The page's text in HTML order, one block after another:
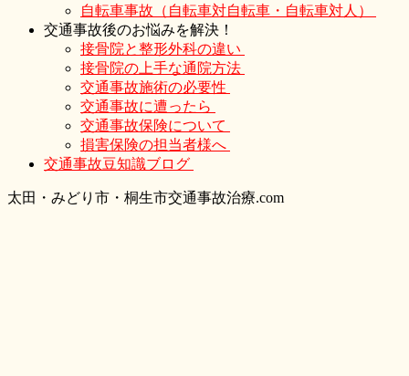
自転車事故（自転車対自転車・自転車対人）
交通事故後のお悩みを解決！
接骨院と整形外科の違い
接骨院の上手な通院方法
交通事故施術の必要性
交通事故に遭ったら
交通事故保険について
損害保険の担当者様へ
交通事故豆知識ブログ
太田・ みどり 市・ 桐生市交通事故治療.com